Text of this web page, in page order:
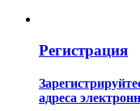
Гид
Регистрация
адреса